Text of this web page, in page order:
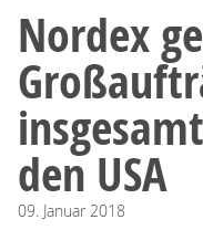
Nordex
den USA
09. Januar 2018